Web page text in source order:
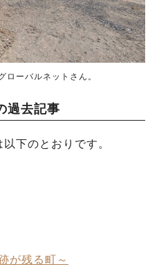
ローバルネットさん。
過去記事
下のとおりです。
が残る町～